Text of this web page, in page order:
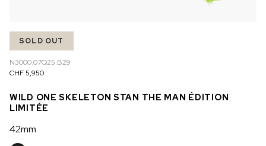
SOLD OUT
N3000.07Q25.B29
CHF 5,950
WILD ONE SKELETON STAN THE MAN ÉDITION
LIMITÉE
42mm